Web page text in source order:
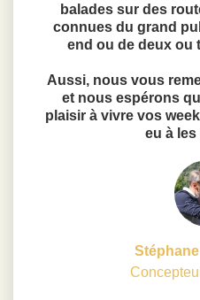
balades sur des
connues du grand
end ou de deux ou
Aussi, nous vous
et nous espérons
plaisir à vivre vos
eu à
Stéph